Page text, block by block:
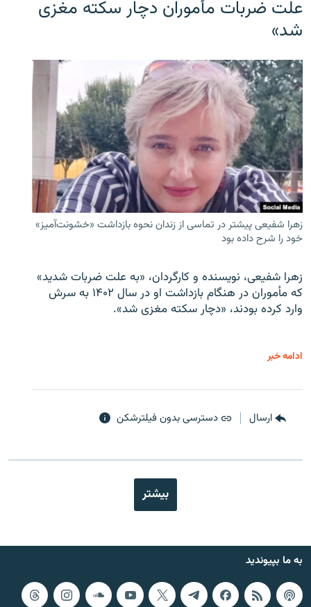
علت ضربات مأموران دچار سکته مغزی
شد»
زهرا شفیعی پیشتر در تماسی از زندان نحوه بازداشت «خشونت‌آمیز»
خود را شرح داده بود
زهرا شفیعی، نویسنده و کارگردان، «به علت ضربات شدید»
که مأموران در هنگام بازداشت او در سال ۱۴۰۲ به سرش
وارد کرده بودند، «دچار سکته مغزی شد».
ادامه خبر
ارسال دسترسی بدون فیلترشکن
بیشتر
به ما بپیوندید